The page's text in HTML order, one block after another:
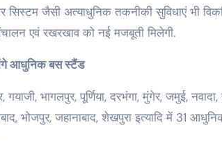
सिस्टम जैसी अत्याधुनिक तकनीकी सुविधाएं भी
एवं रखरखाव को नई मजबूती मिलेगी.
आधुनिक बस स्टैंड
भागलपुर, पूर्णिया, दरभंगा, मुंगेर, जमुई,
भोजपुर, जहानाबाद, शेखपुरा इत्यादि में 31